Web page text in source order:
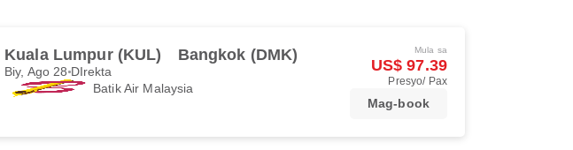
Kuala Lumpur (KUL) Bangkok (DMK)
Biy, Ago 28 DIrekta
Batik Air Malaysia
Mula sa
US$ 97.39
Presyo/ Pax
Mag-book